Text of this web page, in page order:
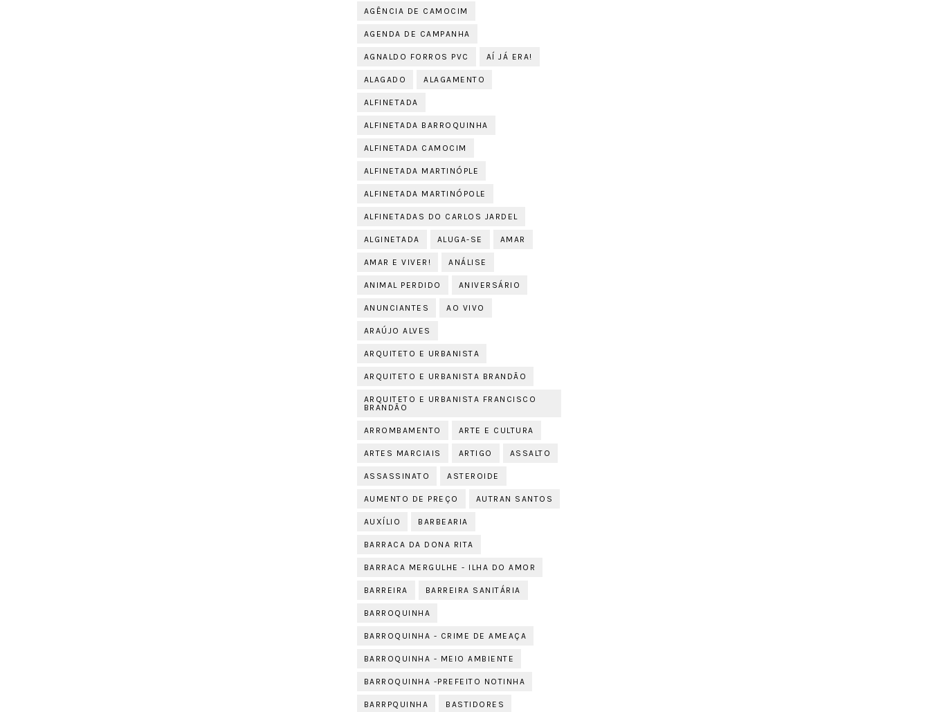
AGÊNCIA DE CAMOCIM
AGENDA DE CAMPANHA
AGNALDO FORROS PVC AÍ JÁ ERA!
ALAGADO ALAGAMENTO
ALFINETADA
ALFINETADA BARROQUINHA
ALFINETADA CAMOCIM
ALFINETADA MARTINÓPLE
ALFINETADA MARTINÓPOLE
ALFINETADAS DO CARLOS JARDEL
ALGINETADA ALUGA-SE AMAR
AMAR E VIVER! ANÁLISE
ANIMAL PERDIDO ANIVERSÁRIO
ANUNCIANTES AO VIVO
ARAÚJO ALVES
ARQUITETO E URBANISTA
ARQUITETO E URBANISTA BRANDÃO
ARQUITETO E URBANISTA FRANCISCO
BRANDÃO
ARROMBAMENTO ARTE E CULTURA
ARTES MARCIAIS ARTIGO ASSALTO
ASSASSINATO ASTEROIDE
AUMENTO DE PREÇO AUTRAN SANTOS
AUXÍLIO BARBEARIA
BARRACA DA DONA RITA
BARRACA MERGULHE - ILHA DO AMOR
BARREIRA BARREIRA SANITÁRIA
BARROQUINHA
BARROQUINHA - CRIME DE AMEAÇA
BARROQUINHA - MEIO AMBIENTE
BARROQUINHA -PREFEITO NOTINHA
BARRPQUINHA BASTIDORES